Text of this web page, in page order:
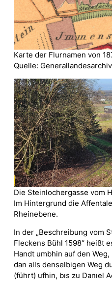
Karte der Flurnamen von
Quelle:
Die Steinlochergasse vom
Im Hintergrund die
Rheinebene.
In der „Beschreibung vom
Fleckens Bühl 1598“ heißt
Handt umbhin auf den
dan alls denselbigen Weg
(führt) ufhin, bıs zu Danıel